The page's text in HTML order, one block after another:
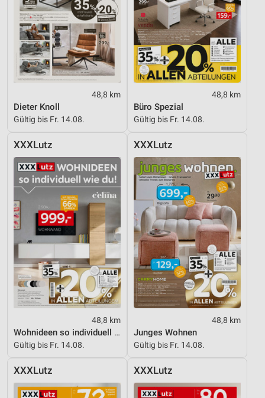
48,8 km
Dieter Knoll
Gültig bis Fr. 14.08.
48,8 km
Büro Spezial
Gültig bis Fr. 14.08.
XXXLutz
48,8 km
Wohnideen so individuell wie du!
Gültig bis Fr. 14.08.
XXXLutz
48,8 km
Junges Wohnen
Gültig bis Fr. 14.08.
XXXLutz XXXLutz